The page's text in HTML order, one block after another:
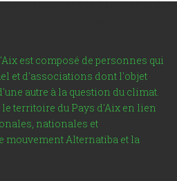
est composé de personnes qui
et d'associations dont l'objet
autre à la question du climat.
territoire du Pays d'Aix en lien
nationales et
Alternatiba et la